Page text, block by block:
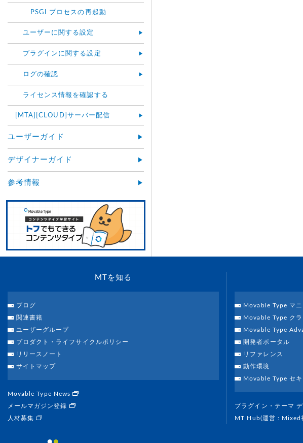
PSGI プロセスの再起動
ユーザーに関する設定
プラグインに関する設定
ログの確認
ライセンス情報を確認する
[MTA][CLOUD]サーバー配信
ユーザーガイド
デザイナーガイド
参考情報
MTを知る
ブログ
関連書籍
ユーザーグループ
プロダクト・ライフサイクルポリシー
リリースノート
サイトマップ
Movable Type News
メールマガジン登録
人材募集
Movable Type マニ
Movable Type クラ
Movable Type
開発者ポータル
リファレンス
動作環境
Movable Type セキ
プラグイン・テーマ
MT Hub(運営 :